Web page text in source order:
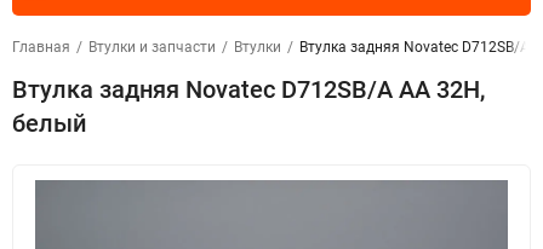
Главная / Втулки и запчасти / Втулки / Втулка задняя Novatec D712SB/A
Втулка задняя Novatec D712SB/A AA 32H,
белый